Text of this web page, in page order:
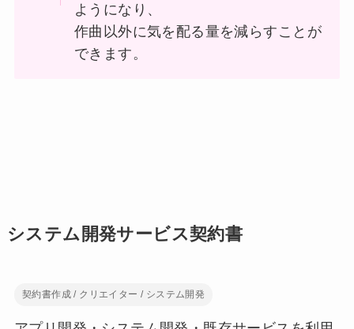
ようになり、
作曲以外に気を配る量を減らすことが
できます。
システム開発サービス契約書
契約書作成 / クリエイター / システム開発